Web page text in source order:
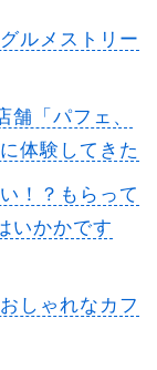
ルメストリー
舗「パフェ、
体験してきた
！？もらって
いかかです
しゃれなカフ